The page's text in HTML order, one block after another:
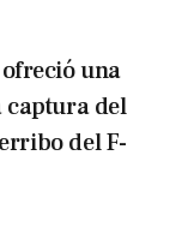
una
captura del
del F-